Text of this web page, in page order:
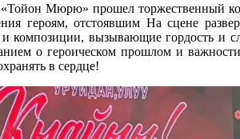
Мюрю» прошел торжественный
героям, отстоявшим На сцене
композиции, вызывающие гордость и
о героическом прошлом и
в сердце!